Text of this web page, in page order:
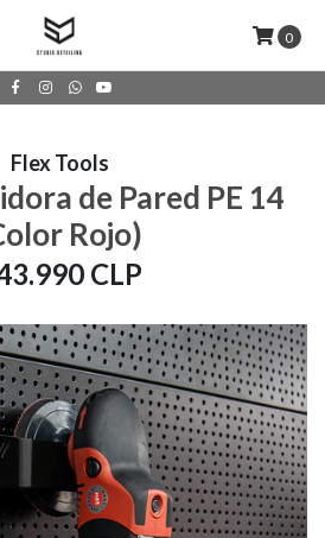
0
Flex Tools
de Pared PE 14
Rojo)
CLP